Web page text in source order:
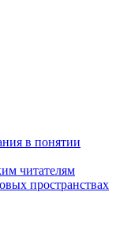
в понятии
читателям
пространствах